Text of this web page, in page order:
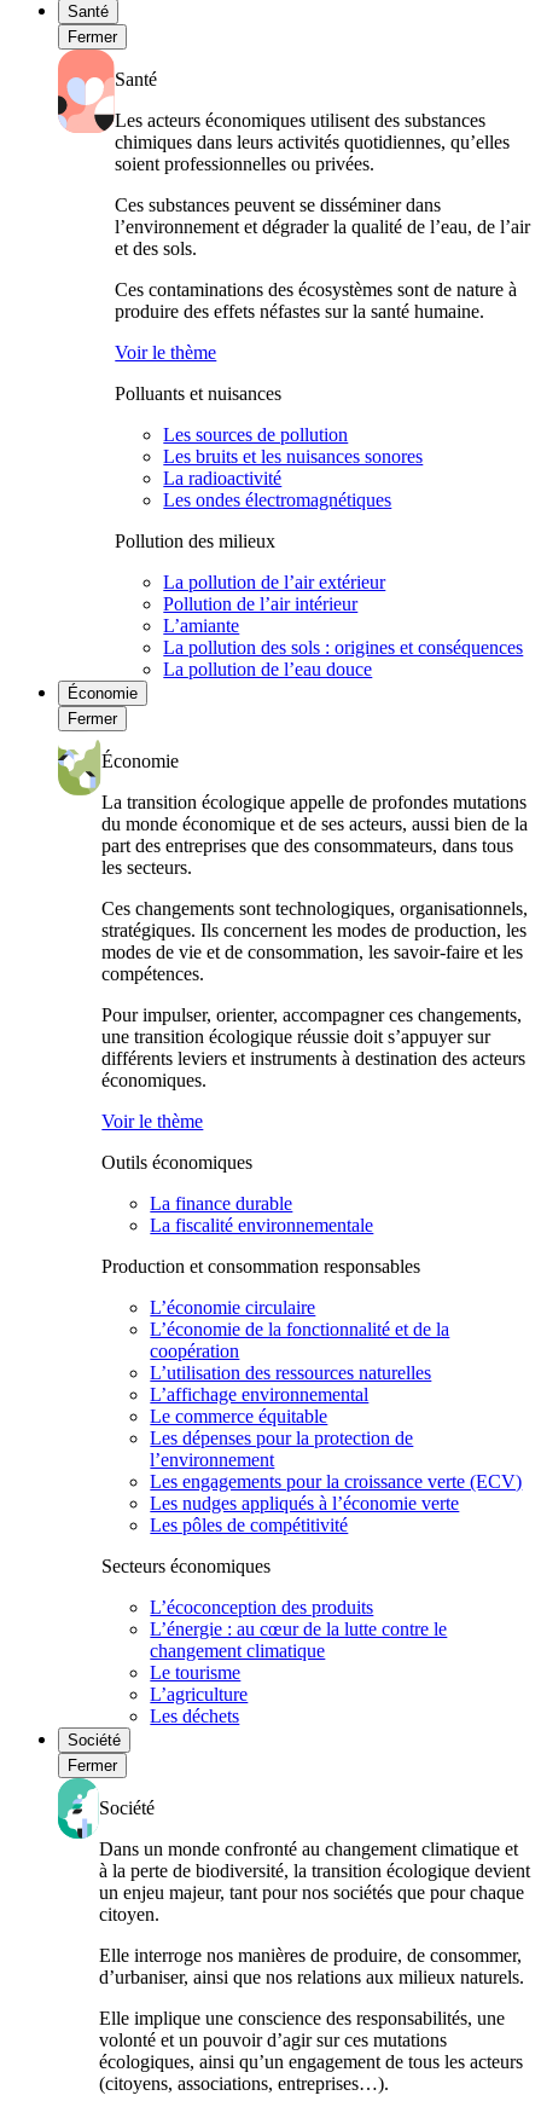
Santé
Fermer
Santé
Les acteurs économiques utilisent des substances
chimiques dans leurs activités quotidiennes, qu’elles
soient professionnelles ou privées.
Ces substances peuvent se disséminer dans
l’environnement et dégrader la qualité de l’eau, de l’air
et des sols.
Ces contaminations des écosystèmes sont de nature à
produire des effets néfastes sur la santé humaine.
Voir le thème
Polluants et nuisances
Les sources de pollution
Les bruits et les nuisances sonores
La radioactivité
Les ondes électromagnétiques
Pollution des milieux
La pollution de l’air extérieur
Pollution de l’air intérieur
L’amiante
La pollution des sols : origines et conséquences
La pollution de l’eau douce
Économie
Fermer
Économie
La transition écologique appelle de profondes mutations
du monde économique et de ses acteurs, aussi bien de la
part des entreprises que des consommateurs, dans tous
les secteurs.
Ces changements sont technologiques, organisationnels,
stratégiques. Ils concernent les modes de production, les
modes de vie et de consommation, les savoir-faire et les
compétences.
Pour impulser, orienter, accompagner ces changements,
une transition écologique réussie doit s’appuyer sur
différents leviers et instruments à destination des acteurs
économiques.
Voir le thème
Outils économiques
La finance durable
La fiscalité environnementale
Production et consommation responsables
L’économie circulaire
L’économie de la fonctionnalité et de la
coopération
L’utilisation des ressources naturelles
L’affichage environnemental
Le commerce équitable
Les dépenses pour la protection de
l’environnement
Les engagements pour la croissance verte (ECV)
Les nudges appliqués à l’économie verte
Les pôles de compétitivité
Secteurs économiques
L’écoconception des produits
L’énergie : au cœur de la lutte contre le
changement climatique
Le tourisme
L’agriculture
Les déchets
Société
Fermer
Société
Dans un monde confronté au changement climatique et
à la perte de biodiversité, la transition écologique devient
un enjeu majeur, tant pour nos sociétés que pour chaque
citoyen.
Elle interroge nos manières de produire, de consommer,
d’urbaniser, ainsi que nos relations aux milieux naturels.
Elle implique une conscience des responsabilités, une
volonté et un pouvoir d’agir sur ces mutations
écologiques, ainsi qu’un engagement de tous les acteurs
(citoyens, associations, entreprises…).